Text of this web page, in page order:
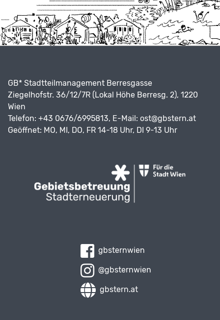
GB* Stadtteilmanagement Berresgasse
Ziegelhofstr. 36/12/7R (Lokal Höhe Berresg. 2), 1220
Wien
Telefon: +43 0676/6995813, E-Mail: ost@gbstern.at
Geöffnet: MO, MI, DO, FR 14-18 Uhr, DI 9-13 Uhr
gbsternwien
@gbsternwien
gbstern.at